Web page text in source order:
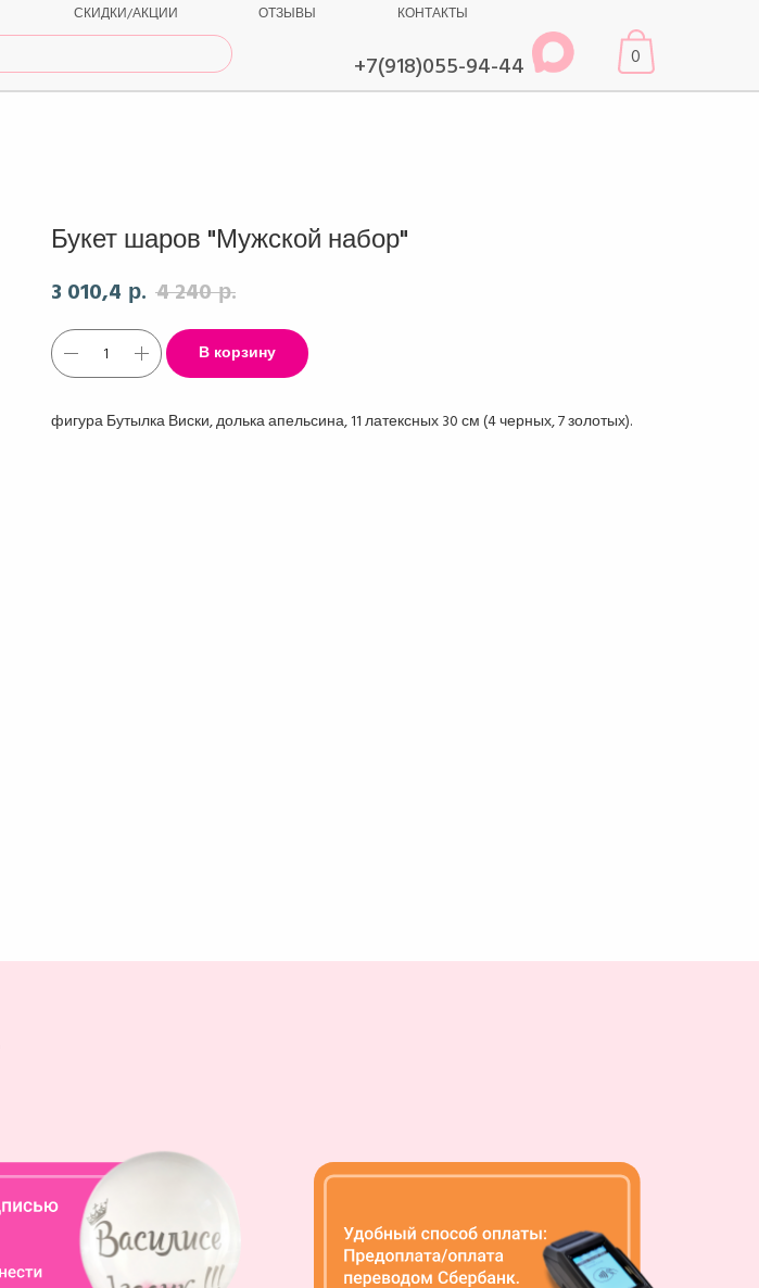
+7(918)055-94-44
СКИДКИ/АКЦИИ ОТЗЫВЫ КОНТАКТЫ
0
Букет шаров "Мужской набор"
3 010,4 р. 4 240 р.
В корзину
фигура Бутылка Виски, долька апельсина, 11 латексных 30 см (4 черных, 7 золотых).